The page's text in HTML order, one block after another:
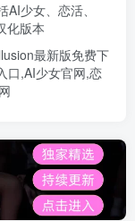
AI少女、 恋活、
化版本
最新版免费下
口,AI少女官网,恋